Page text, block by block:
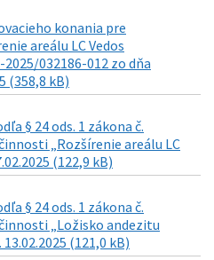
konania pre
areálu LC Vedos
2025/032186-012 zo dňa
(358,8 kB)
§ 24 ods. 1 zákona č.
„Rozšírenie areálu LC
(122,9 kB)
§ 24 ods. 1 zákona č.
„Ložisko andezitu
(121,0 kB)